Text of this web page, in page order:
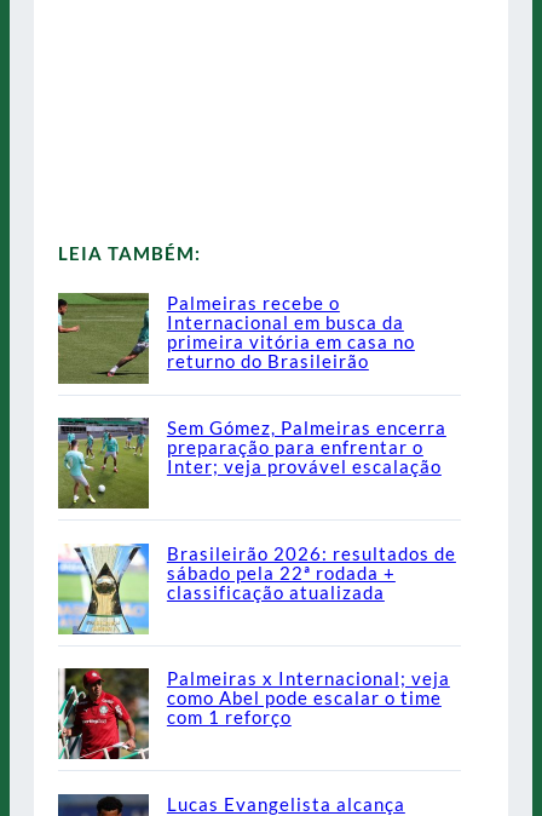
LEIA TAMBÉM:
Palmeiras recebe o
Internacional em busca da
primeira vitória em casa no
returno do Brasileirão
Sem Gómez, Palmeiras encerra
preparação para enfrentar o
Inter; veja provável escalação
Brasileirão 2026: resultados de
sábado pela 22ª rodada +
classificação atualizada
Palmeiras x Internacional; veja
como Abel pode escalar o time
com 1 reforço
Lucas Evangelista alcança